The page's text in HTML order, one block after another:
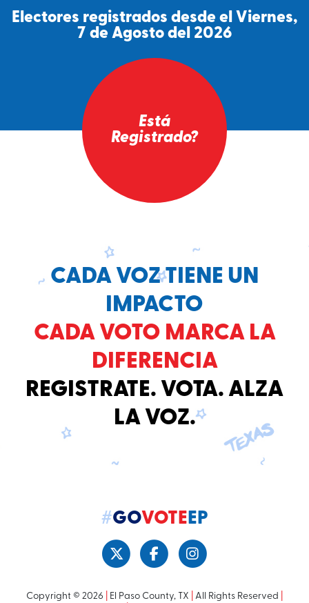
Electores registrados desde el Viernes,
7 de Agosto del 2026
Está
Registrado?
CADA VOZ TIENE UN
IMPACTO
CADA VOTO MARCA LA
DIFERENCIA
REGISTRATE. VOTA. ALZA
LA VOZ.
#GOVOTEEP
Copyright © 2026 El Paso County, TX All Rights Reserved